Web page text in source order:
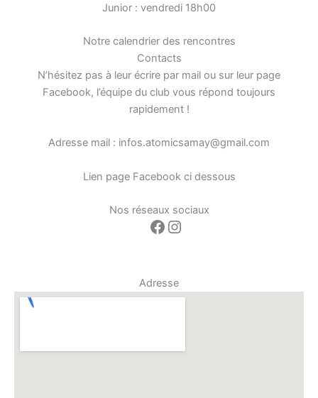
Junior : vendredi 18h00
Notre calendrier des rencontres
Contacts
N’hésitez pas à leur écrire par mail ou sur leur page
Facebook, l’équipe du club vous répond toujours
rapidement !
Adresse mail : infos.atomicsamay@gmail.com
Lien page Facebook ci dessous
Nos réseaux sociaux
Facebook
Instagram
Adresse